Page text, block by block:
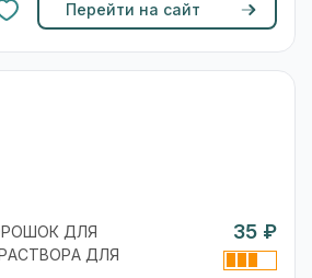
Перейти на сайт
ДЛЯ
ДЛЯ
35 ₽